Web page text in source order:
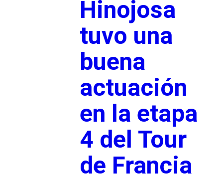
Hinojosa
tuvo una
buena
actuación
en la etapa
4 del Tour
de Francia